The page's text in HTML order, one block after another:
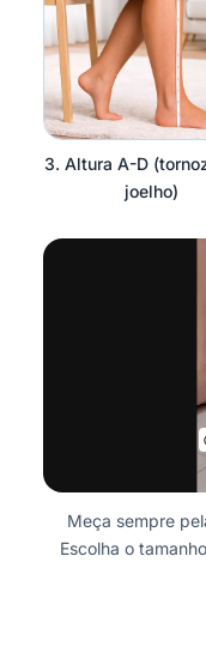
3. Altura A-D
joelho)
Meça sempre
Escolha o